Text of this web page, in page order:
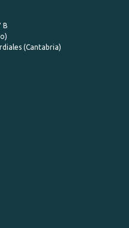
B
(Cantabria)